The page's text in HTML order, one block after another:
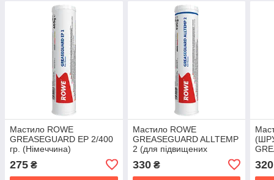
Мастило ROWE
GREASEGUARD EP 2/400
гр. (Німеччина)
275 ₴
Мастило ROWE
GREASEGUARD ALLTEMP
2 (для підвищених
(Німеччина)
330₴ 320